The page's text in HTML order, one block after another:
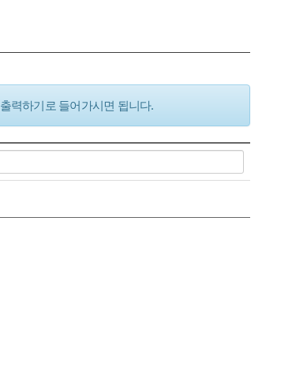
력하기로 들어가시면 됩니다.